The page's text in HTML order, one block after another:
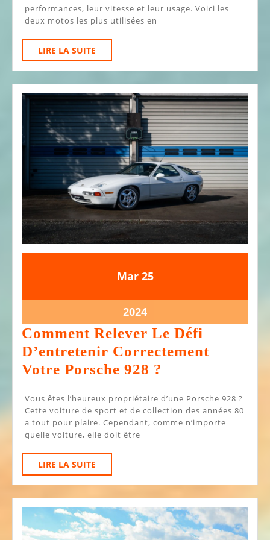
De
Moto
De
Ville
performances, leur vitesse et leur usage. Voici les
deux motos les plus utilisées en
LIRE LA SUITE
LA
Mar25
2024
2525
202425
mars
Comment Relever Le Défi
D’entretenir Correctement
Votre Porsche 928 ?
Le
Défi
Porsche
928
?
Vous êtes l’heureux propriétaire d’une Porsche 928 ?
Cette voiture de sport et de collection des années 80
a tout pour plaire. Cependant, comme n’importe
quelle voiture, elle doit être
LIRE LA SUITE
LA